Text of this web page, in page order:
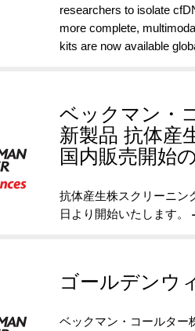
researchers to isolate
more complete,
kits are now available
ベックマン・
新製品 抗体産
国内販売開始
抗体産生株スクリーニン
日より開始いたします。
ゴールデンウ
ベックマン・コールター